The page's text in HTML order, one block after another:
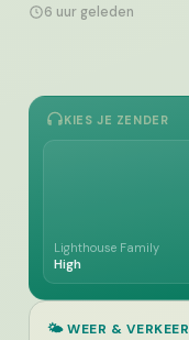
6 uur geleden
KIES JE ZENDER
Lighthouse Family
High
🌤️ WEER & VERKEER